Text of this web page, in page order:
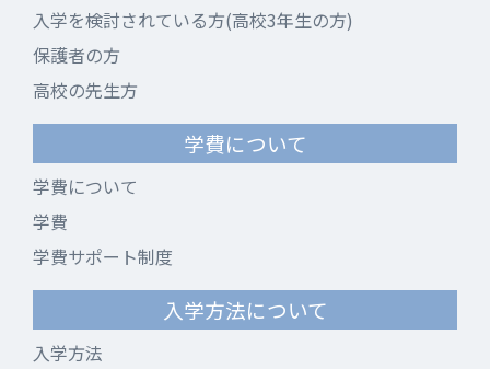
入学を検討されている方(高校3年生の方)
保護者の方
高校の先生方
学費について
学費について
学費
学費サポート制度
入学方法について
入学方法